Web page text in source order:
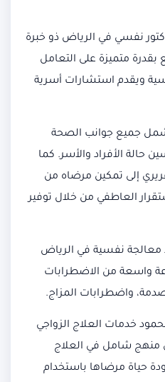
نفسي في الرياض ذو خبرة
متميزة على التعامل
ويقدم استشارات أسرية
جميع جوانب الصحة
حالة الأفراد والأسر. كما
إلى تمكين مرضاه من
العاطفي من خلال توفير
معالجة نفسية في الرياض
واسعة من الاضطرابات
واضطرابات المزاج.
خدمات العلاج الزواجي
منهج شامل في العلاج
حياة مرضاها باستخدام